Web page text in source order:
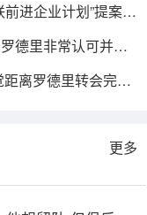
进企业计划”提案表
德里非常认可并选
离罗德里转会完成
更多